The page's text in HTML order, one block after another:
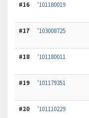
#16 '101180019
#17 '103008725
#18 '101180011
#19 '101179351
#20 '101110229